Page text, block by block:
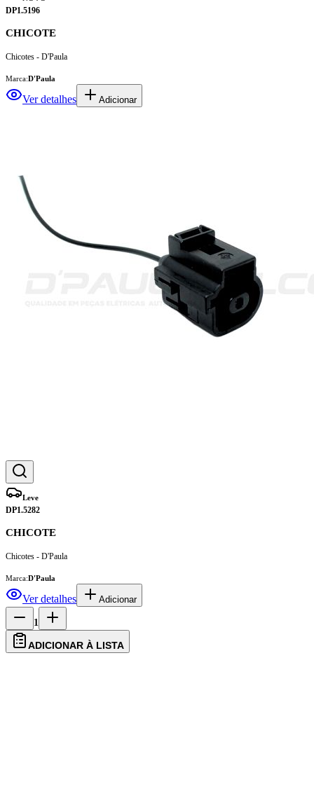
DP1.5196
CHICOTE
Chicotes - D'Paula
Marca:D'Paula
Ver detalhes Adicionar
Leve
DP1.5282
CHICOTE
Chicotes - D'Paula
Marca:D'Paula
Ver detalhes Adicionar
1
ADICIONAR À LISTA